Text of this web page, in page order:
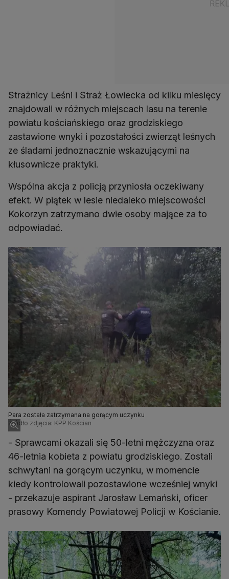
Strażnicy Leśni i Straż Łowiecka od kilku miesięcy
znajdowali w różnych miejscach lasu na terenie
powiatu kościańskiego oraz grodziskiego
zastawione wnyki i pozostałości zwierząt leśnych
ze śladami jednoznacznie wskazującymi na
kłusownicze praktyki.
Wspólna akcja z policją przyniosła oczekiwany
efekt. W piątek w lesie niedaleko miejscowości
Kokorzyn zatrzymano dwie osoby mające za to
odpowiadać.
Para została zatrzymana na gorącym uczynku
Źródło zdjęcia: KPP Kościan
- Sprawcami okazali się 50-letni mężczyzna oraz
46-letnia kobieta z powiatu grodziskiego. Zostali
schwytani na gorącym uczynku, w momencie
kiedy kontrolowali pozostawione wcześniej wnyki
- przekazuje aspirant Jarosław Lemański, oficer
prasowy Komendy Powiatowej Policji w Kościanie.